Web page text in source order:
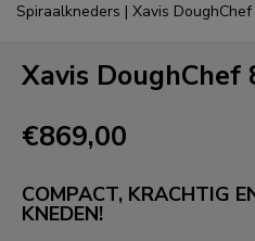
Spiraalkneders | Xavis
Xavis
€869,00
COMPACT, KRACHTIG
KNEDEN!